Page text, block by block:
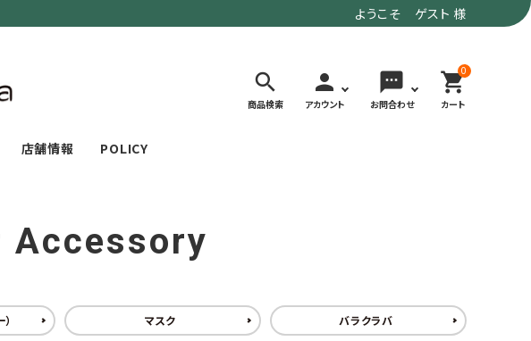
ようこそ ゲスト 様
search
商品検索
person
アカウント
sms
お問合わせ
0
shopping_cart
カート
特集で選ぶ
グッズ
・冬に向けたアウトドアグ
ウェア・ギア
クライミング・ボルダリング用ウェア・ギア
10,000～
19,990円
店舗情報 POLICY
Accessory
マスク バラクラバ